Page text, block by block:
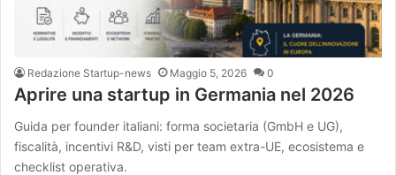
Redazione Startup-news Maggio 5, 2026 0
Aprire una startup in Germania nel 2026
Guida per founder italiani: forma societaria (GmbH e UG),
fiscalità, incentivi R&D, visti per team extra-UE, ecosistema e
checklist operativa.